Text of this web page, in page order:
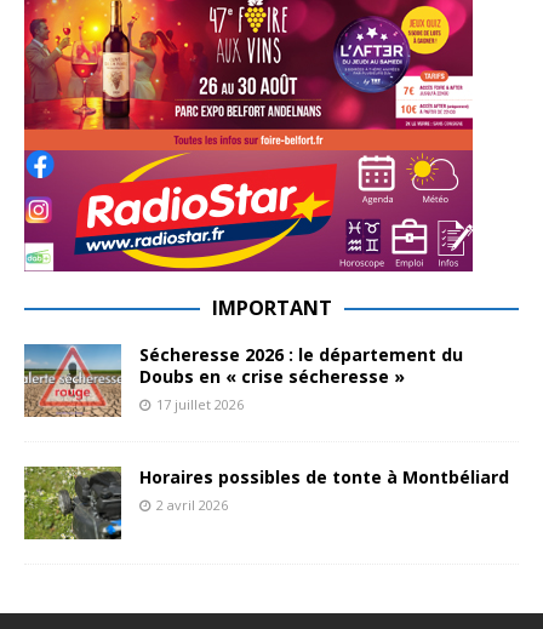
IMPORTANT
Sécheresse 2026 : le département du
Doubs en « crise sécheresse »
17 juillet 2026
Horaires possibles de tonte à Montbéliard
2 avril 2026